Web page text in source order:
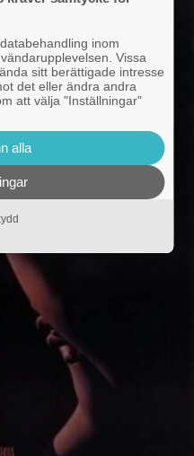
inom
Vissa
sitt berättigade intresse
det eller ändra andra
att välja "Inställningar"
alla